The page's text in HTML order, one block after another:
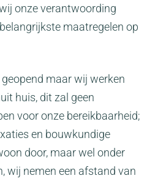
onze verantwoording
maatregelen op
maar wij werken
huis, dit zal geen
voor onze bereikbaarheid;
en bouwkundige
door, maar wel onder
wij nemen een afstand van